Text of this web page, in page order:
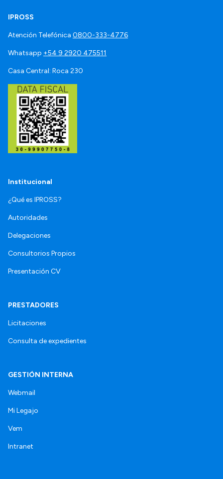
IPROSS
Atención Telefónica 0800-333-4776
Whatsapp +54 9 2920 475511
Casa Central: Roca 230
Institucional
¿Qué es IPROSS?
Autoridades
Delegaciones
Consultorios Propios
Presentación CV
PRESTADORES
Licitaciones
Consulta de expedientes
GESTIÓN INTERNA
Webmail
Mi Legajo
Vem
Intranet